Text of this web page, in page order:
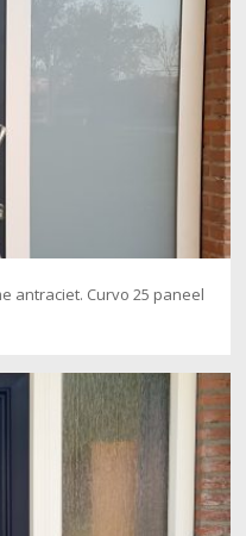
antraciet. Curvo 25 paneel